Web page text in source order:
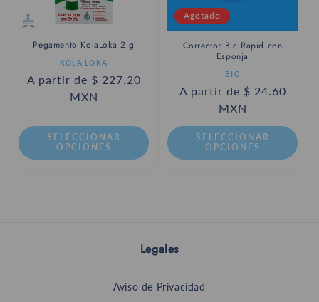
Pegamento KolaLoka 2 g
Proveedor:KOLA LOKA
Precio
habitual
A partir de $ 227.20
MXN
SELECCIONAR
OPCIONES
Agotado
Corrector Bic Rapid con
Esponja
BIC
Precio
habitual
A partir de $ 24.60
MXN
SELECCIONAR
OPCIONES
Legales
Aviso de Privacidad